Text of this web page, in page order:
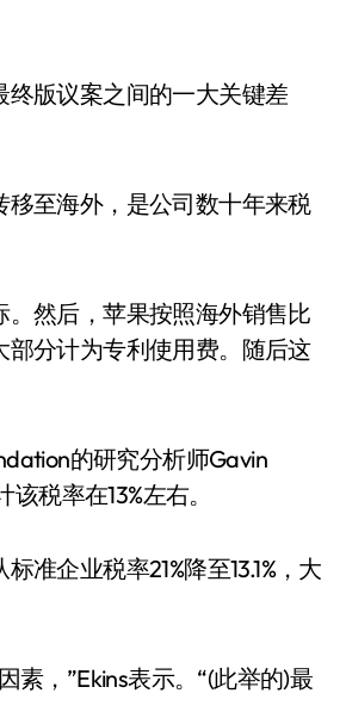
版议案之间的一大关键差
至海外，是公司数十年来税
然后，苹果按照海外销售比
分计为专利使用费。随后这
的研究分析师Gavin
税率在13%左右。
企业税率21%降至13.1%，大
，”Ekins表示。“(此举的)最